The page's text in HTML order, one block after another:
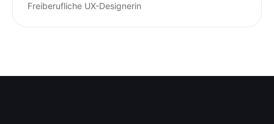
Freiberufliche UX-Designerin